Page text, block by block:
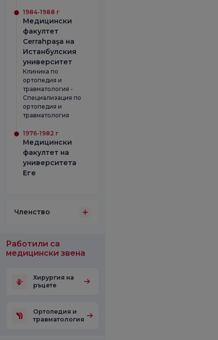
1984-1988 г
Медицински
факултет
Cerrahpaşa на
Истанбулския
университет
Клиника по
ортопедия и
травматология -
Специализация по
ортопедия и
травматология
1976-1982 г
Медицински
факултет на
университета
Еге
Членство
Работили са
медицински звена
Хирургия на
ръцете
Ортопедия и
травматология